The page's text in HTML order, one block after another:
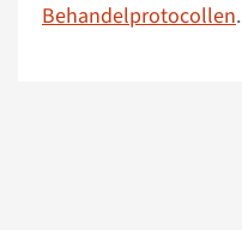
Behandelprotocollen.